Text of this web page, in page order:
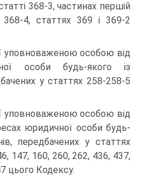
368-3, частинах першій
368-4, статтях 369 і 369-2
уповноваженою особою від
особи будь-якого із
у статтях 258-258-5
уповноваженою особою від
юридичної особи будь-
передбачених у статтях
147, 160, 260, 262, 436, 437,
цього Кодексу.